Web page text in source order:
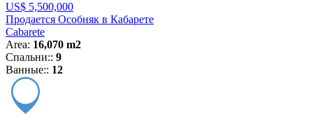
US$ 5,500,000
Продается Особняк в Кабарете
Cabarete
Area: 16,070 m2
Спальни:: 9
Ванные:: 12